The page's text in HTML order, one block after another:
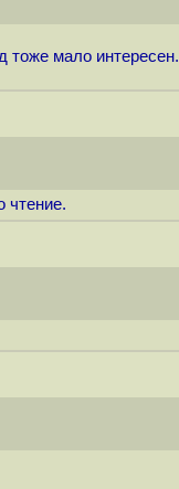
тоже мало интересен.
чтение.